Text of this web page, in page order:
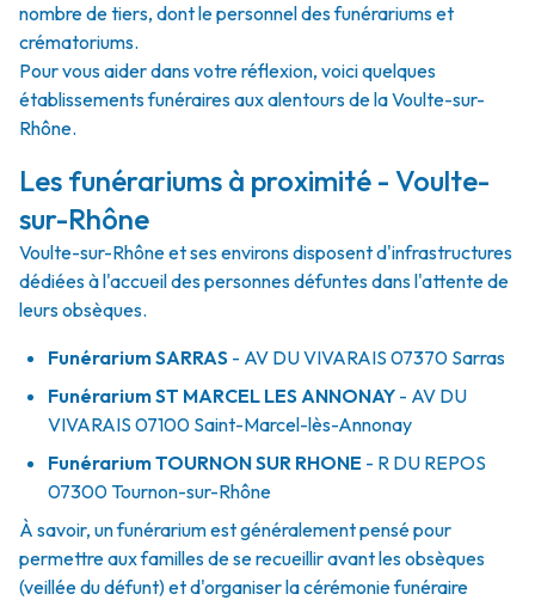
nombre de tiers, dont le personnel des funérariums et
crématoriums.
Pour vous aider dans votre réflexion, voici quelques
établissements funéraires aux alentours de la Voulte-sur-
Rhône.
Les funérariums à proximité - Voulte-
sur-Rhône
Voulte-sur-Rhône et ses environs disposent d'infrastructures
dédiées à l'accueil des personnes défuntes dans l'attente de
leurs obsèques.
FunérariumSARRAS - AV DU VIVARAIS 07370 Sarras
FunérariumST MARCEL LES ANNONAY - AV DU
VIVARAIS 07100 Saint-Marcel-lès-Annonay
FunérariumTOURNON SUR RHONE - R DU REPOS
07300 Tournon-sur-Rhône
À savoir, un funérarium est généralement pensé pour
permettre aux familles de se recueillir avant les obsèques
(veillée du défunt) et d'organiser la cérémonie funéraire